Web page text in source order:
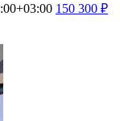
150 300 ₽